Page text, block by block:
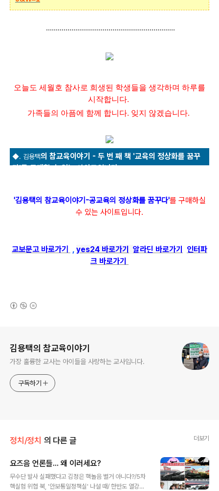
..................................................................
오늘도 세월호 참사로 희생된 학생들을 생각하며 하루를
시작합니다.
가족들의 아픔에 함께 합니다. 잊지 않겠습니다.
◆. 김용택의 참교육이야기 - 두 번 째 책 '교육의 정상화를 꿈꾸
다'를 구매할 수 있는 사이트입니다.
'김용택의 참교육이야기-공교육의 정상화를 꿈꾸다'를 구매하실
수 있는 사이트입니다.
교보문고 바로가기 , yes24 바로가기 알라딘 바로가기
인터파
크 바로가기
김용택의 참교육이야기
가장 훌륭한 교사는 아이들을 사랑하는 교사입니다.
구독하기
정치/정치 의 다른 글 더보기
요즈음 언론들... 왜 이러세요?
무수단 발사 실패했다고 김정은 핵놀음 별거 아니다?/5차
핵실험 위협 북, '안보통일정책실' 나설 때/ 한반도 열강들